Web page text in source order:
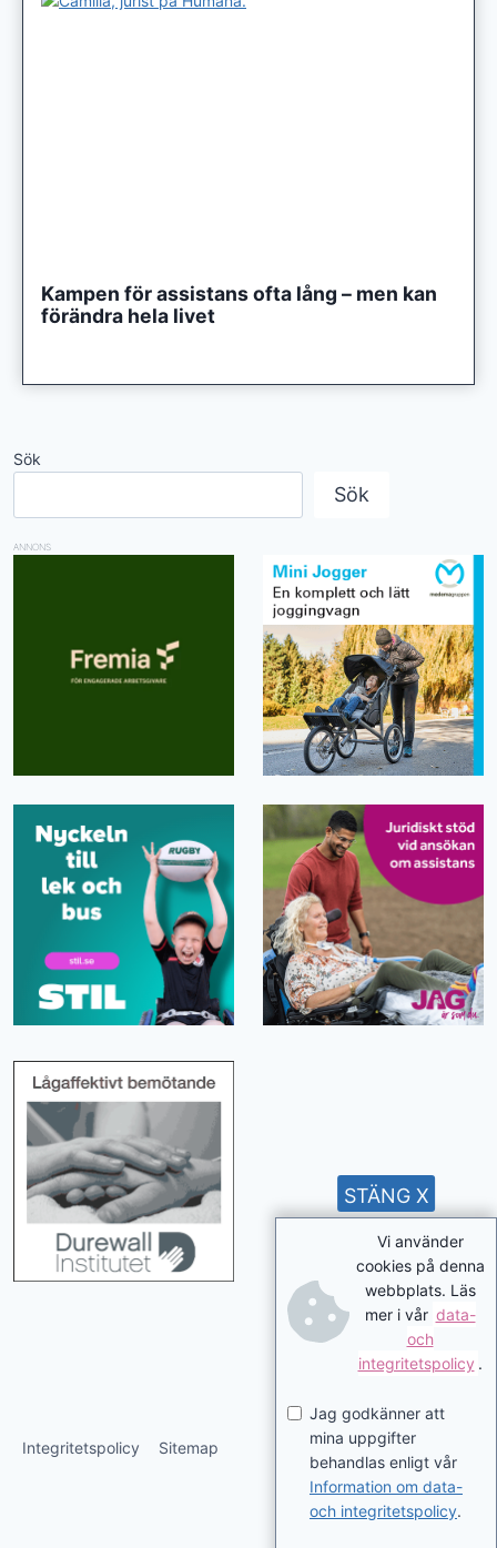
Kampen för assistans ofta lång – men kan
förändra hela livet
Sök
Sök
ANNONS
Integritetspolicy Sitemap
Vi använder
cookies på denna
webbplats. Läs
mer i vår data-
och
integritetspolicy .
Jag godkänner att
mina uppgifter
behandlas enligt vår
Information om data-
och integritetspolicy.
STÄNG X